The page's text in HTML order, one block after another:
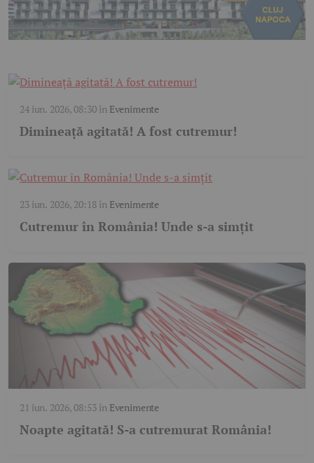
24 iun. 2026, 08:30în Evenimente
Dimineață agitată! A fost cutremur!
23 iun. 2026, 20:18în Evenimente
Cutremur în România! Unde s-a simțit
21 iun. 2026, 08:53în Evenimente
Noapte agitată! S-a cutremurat România!